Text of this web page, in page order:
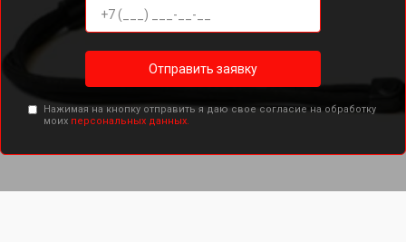
Отправить заявку
Нажимая на кнопку отправить я даю свое согласие на обработку
моих персональных данных.